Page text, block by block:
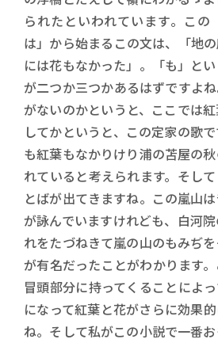
られたといわれています。この
は」から始まるこの文は、「地
には花もなかった」。「も」と
が二つか三つかあるはずですよ
がないのかというと、ここでは
してかというと、この定家の歌
も紅葉もなかりけり浦の苫屋の
れていると考えられます。そし
とばが出てきますね。この嵐山
が詠んでいますけれども、白河
れをたづねきて嵐の山のもみぢ
が有名だったことがわかります
冒頭部分に持ってくることによ
になって紅葉と花がさらに効果
ね。そして私がこの小説で一番